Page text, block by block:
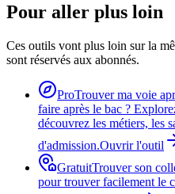
Pour aller plus loin
Ces outils vont plus loin sur la
sont réservés aux abonnés.
ProTrouver ma voie
faire après le bac ?
découvrez les métiers, les
d'admission.Ouvrir l'outil
GratuitTrouver son
pour trouver facilement le